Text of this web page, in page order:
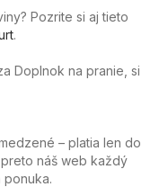
Pozrite si aj tieto
.
Doplnok na pranie, si
– platia len do
náš web každý
ponuka.